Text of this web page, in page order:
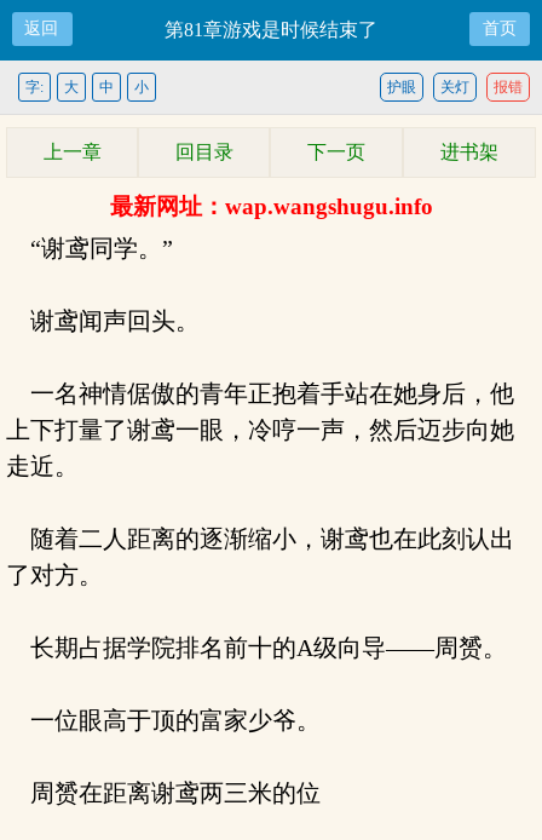
返回 第81章游戏是时候结束了 首页
报错
关灯
护眼
字: 大 中 小
上一章 回目录 下一页 进书架
最新网址：wap.wangshugu.info
“谢鸢同学。”
谢鸢闻声回头。
一名神情倨傲的青年正抱着手站在她身后，他
上下打量了谢鸢一眼，冷哼一声，然后迈步向她
走近。
随着二人距离的逐渐缩小，谢鸢也在此刻认出
了对方。
长期占据学院排名前十的A级向导——周赟。
一位眼高于顶的富家少爷。
周赟在距离谢鸢两三米的位